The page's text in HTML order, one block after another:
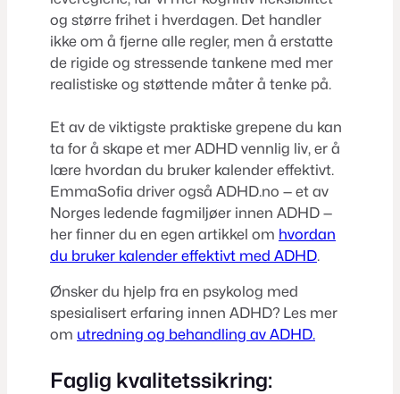
og større frihet i hverdagen. Det handler
ikke om å fjerne alle regler, men å erstatte
de rigide og stressende tankene med mer
realistiske og støttende måter å tenke på.
Et av de viktigste praktiske grepene du kan
ta for å skape et mer ADHD vennlig liv, er å
lære hvordan du bruker kalender effektivt.
EmmaSofia driver også ADHD.no — et av
Norges ledende fagmiljøer innen ADHD —
her finner du en egen artikkel om hvordan
du bruker kalender effektivt med ADHD.
Ønsker du hjelp fra en psykolog med
spesialisert erfaring innen ADHD? Les mer
om utredning og behandling av ADHD.
Faglig kvalitetssikring: